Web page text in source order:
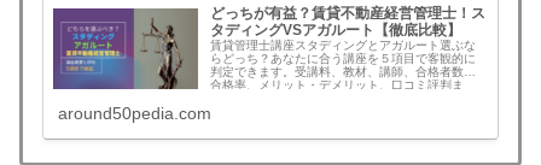
どっちが有益？賃貸不動産経営管理士！ス
タディングVSアガルート【徹底比較】
賃貸管理士講座スタディングとアガルート選ぶな
らどっち？あなたに合う講座を５項目で客観的に
判定できます。受講料、教材、講師、合格者数と
合格率、メリット・デメリット、口コミ評判ま
わず決定
around50pedia.com